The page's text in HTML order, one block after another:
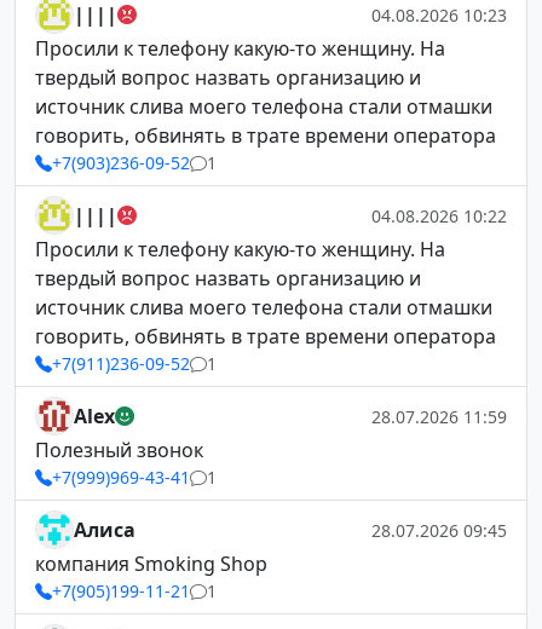
|||| 04.08.2026 10:23
Просили к телефону какую-то женщину. На
твердый вопрос назвать организацию и
источник слива моего телефона стали отмашки
говорить, обвинять в трате времени оператора
+7(903)236-09-52 1
|||| 04.08.2026 10:22
Просили к телефону какую-то женщину. На
твердый вопрос назвать организацию и
источник слива моего телефона стали отмашки
говорить, обвинять в трате времени оператора
+7(911)236-09-52 1
Alex 28.07.2026 11:59
Полезный звонок
+7(999)969-43-41 1
Алиса 28.07.2026 09:45
компания Smoking Shop
+7(905)199-11-21 1